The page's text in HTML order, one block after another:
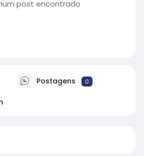
post encontrado
Postagens 0